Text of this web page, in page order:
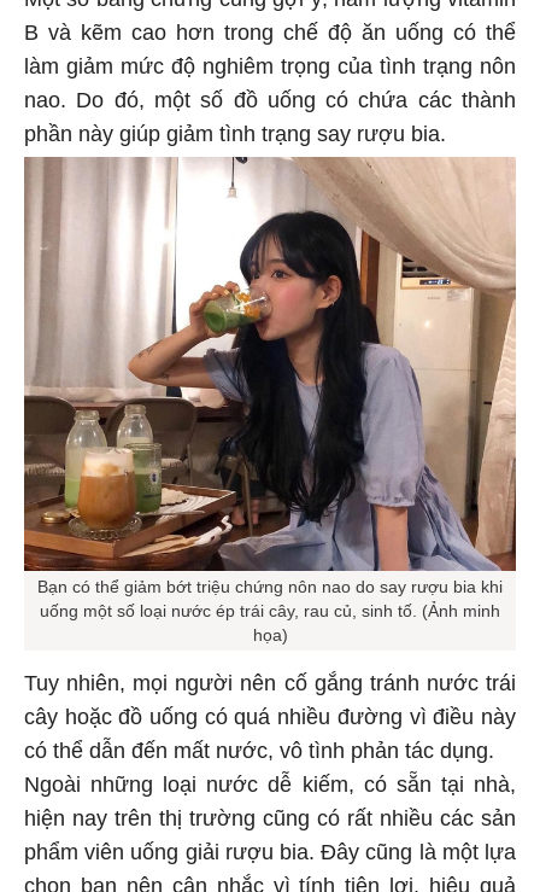
B và kẽm cao hơn trong chế độ ăn uống có thể
làm giảm mức độ nghiêm trọng của tình trạng nôn
nao. Do đó, một số đồ uống có chứa các thành
phần này giúp giảm tình trạng say rượu bia.
Bạn có thể giảm bớt triệu chứng nôn nao do say rượu bia khi
uống một số loại nước ép trái cây, rau củ, sinh tố. (Ảnh minh
họa)
Tuy nhiên, mọi người nên cố gắng tránh nước trái
cây hoặc đồ uống có quá nhiều đường vì điều này
có thể dẫn đến mất nước, vô tình phản tác dụng.
Ngoài những loại nước dễ kiếm, có sẵn tại nhà,
hiện nay trên thị trường cũng có rất nhiều các sản
phẩm viên uống giải rượu bia. Đây cũng là một lựa
chọn bạn nên cân nhắc vì tính tiện lợi, hiệu quả